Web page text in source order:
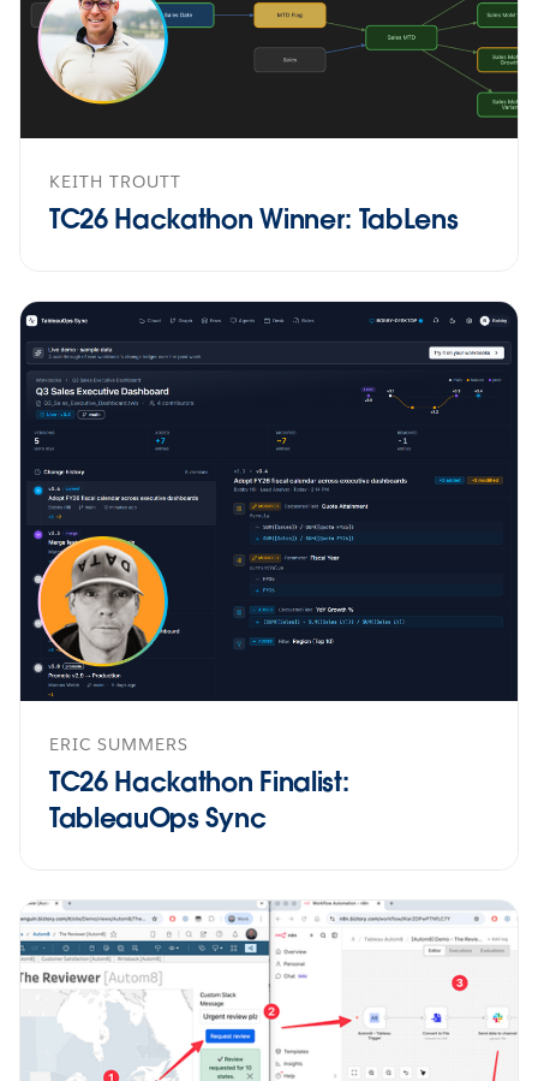
KEITH TROUTT
TC26 Hackathon Winner: TabLens
ERIC SUMMERS
TC26 Hackathon Finalist:
TableauOps Sync